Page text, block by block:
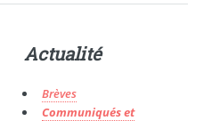
Actualité
Brèves
Communiqués et